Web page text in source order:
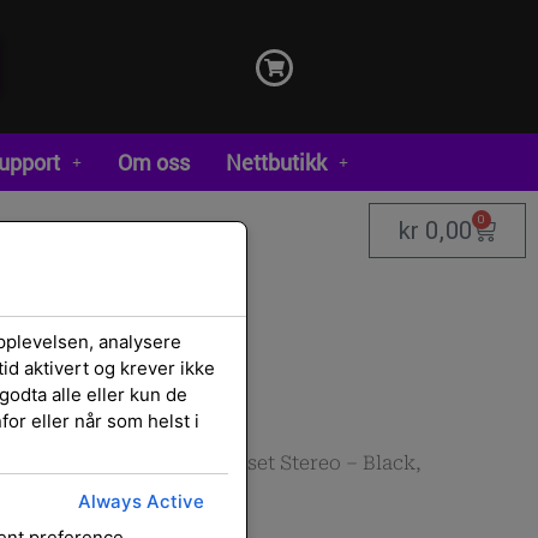
Om oss Nettbutikk
kr 0,00 0
mikrofoner/Hodesett og
960 Wired USB-A Headset Stereo – Black,
analysere
aktivert og krever ikke
alle eller kun de
eller når som helst i
Always Active